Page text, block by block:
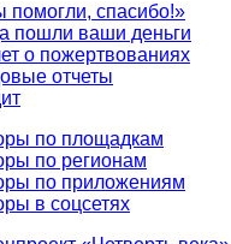
помогли, спасибо!»
пошли ваши деньги
о пожертвованиях
отчеты
по площадкам
по регионам
по приложениям
в соцсетях